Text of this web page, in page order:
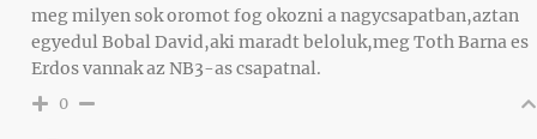
meg milyen sok oromot fog okozni a nagycsapatban,aztan
egyedul Bobal David,aki maradt beloluk,meg Toth Barna es
Erdos vannak az NB3-as csapatnal.
0